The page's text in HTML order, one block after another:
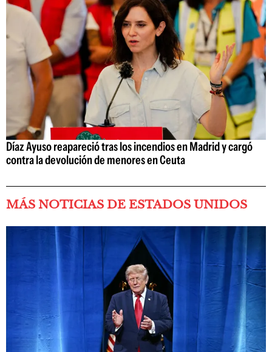
Díaz Ayuso reapareció tras los incendios en Madrid y cargó
contra la devolución de menores en Ceuta
MÁS NOTICIAS DE ESTADOS UNIDOS